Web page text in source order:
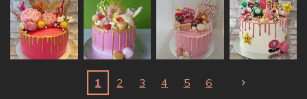
1 2 3 4 5 6